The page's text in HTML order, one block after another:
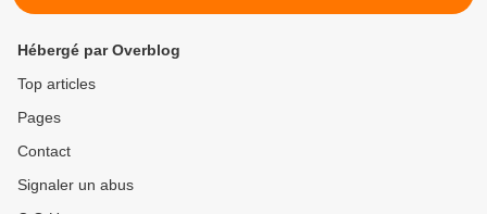
Hébergé par Overblog
Top articles
Pages
Contact
Signaler un abus